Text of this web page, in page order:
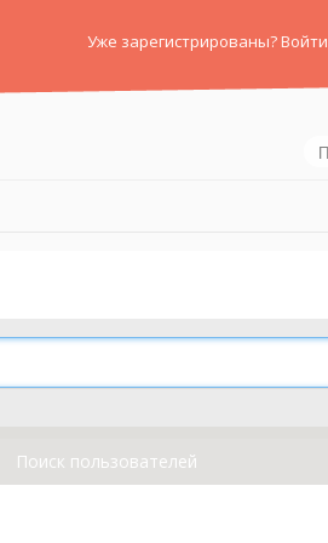
Уже зарегистрированы? Войти
Поиск пользователей